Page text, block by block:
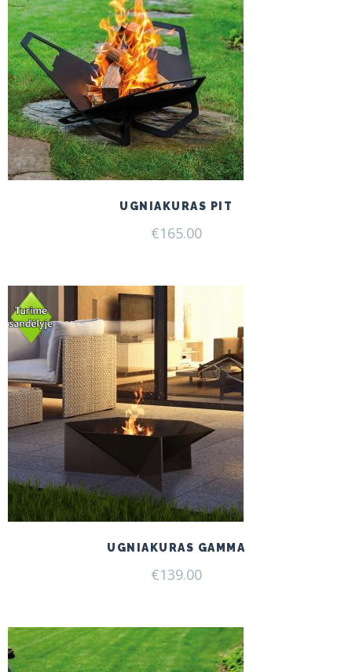
UGNIAKURAS PIT
€165.00
UGNIAKURAS GAMMA
€139.00